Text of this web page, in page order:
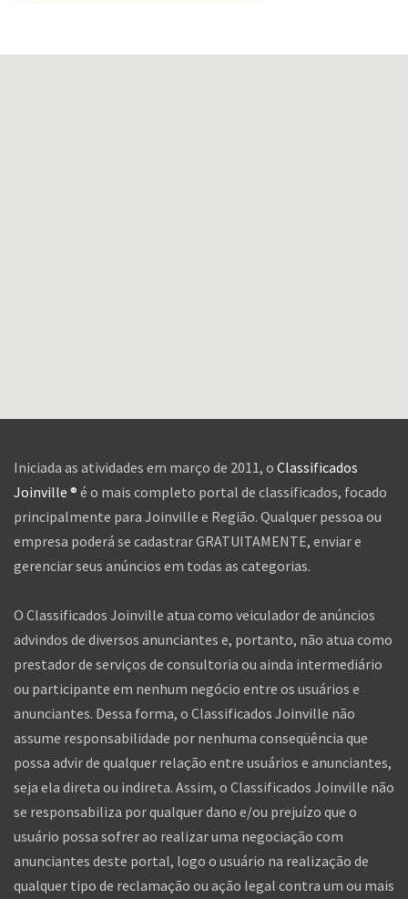
Iniciada as atividades em março de 2011, o Classificados
Joinville ® é o mais completo portal de classificados, focado
principalmente para Joinville e Região. Qualquer pessoa ou
empresa poderá se cadastrar GRATUITAMENTE, enviar e
gerenciar seus anúncios em todas as categorias.
O Classificados Joinville atua como veiculador de anúncios
advindos de diversos anunciantes e, portanto, não atua como
prestador de serviços de consultoria ou ainda intermediário
ou participante em nenhum negócio entre os usuários e
anunciantes. Dessa forma, o Classificados Joinville não
assume responsabilidade por nenhuma conseqüência que
possa advir de qualquer relação entre usuários e anunciantes,
seja ela direta ou indireta. Assim, o Classificados Joinville não
se responsabiliza por qualquer dano e/ou prejuízo que o
usuário possa sofrer ao realizar uma negociação com
anunciantes deste portal, logo o usuário na realização de
qualquer tipo de reclamação ou ação legal contra um ou mais